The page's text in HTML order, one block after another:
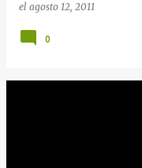
el agosto 12, 2011
0